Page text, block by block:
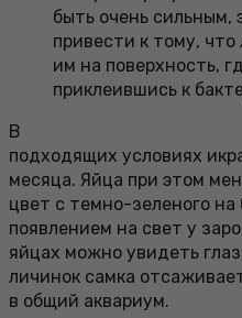
быть очень сильным,
привести к тому,
им на поверхность,
приклеившись к
В
подходящих условиях
месяца. Яйца при этом
цвет с темно-зеленого
появлением на свет у
яйцах можно увидеть
личинок самка
в общий аквариум.